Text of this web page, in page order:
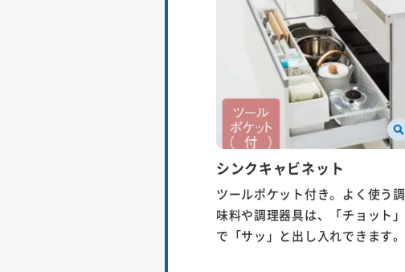
シンクキャビネット
ツールポケット付き。よく使う調
味料や調理器具は、「チョット」
で「サッ」と出し入れできます。